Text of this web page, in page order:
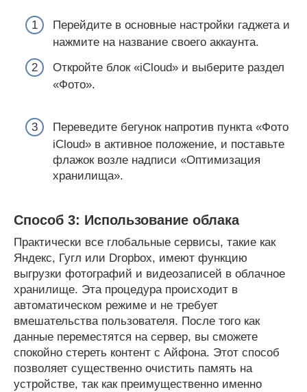
Перейдите в основные настройки гаджета и
нажмите на название своего аккаунта.
Откройте блок «iCloud» и выберите раздел
«Фото».
Переведите бегунок напротив пункта «Фото
iCloud» в активное положение, и поставьте
флажок возле надписи «Оптимизация
хранилища».
Способ 3: Использование облака
Практически все глобальные сервисы, такие как
Яндекс, Гугл или Dropbox, имеют функцию
выгрузки фотографий и видеозаписей в облачное
хранилище. Эта процедура происходит в
автоматическом режиме и не требует
вмешательства пользователя. После того как
данные переместятся на сервер, вы сможете
спокойно стереть контент с Айфона. Этот способ
позволяет существенно очистить память на
устройстве, так как преимущественно именно